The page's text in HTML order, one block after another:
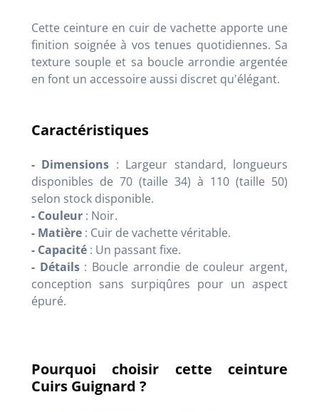
Cette ceinture en cuir de vachette apporte une
finition soignée à vos tenues quotidiennes. Sa
texture souple et sa boucle arrondie argentée
en font un accessoire aussi discret qu'élégant.
Caractéristiques
- Dimensions : Largeur standard, longueurs
disponibles de 70 (taille 34) à 110 (taille 50)
selon stock disponible.
- Couleur : Noir.
- Matière : Cuir de vachette véritable.
- Capacité : Un passant fixe.
- Détails: Boucle arrondie de couleur argent,
conception sans surpiqûres pour un aspect
épuré.
Pourquoi choisir cette ceinture
Cuirs Guignard ?